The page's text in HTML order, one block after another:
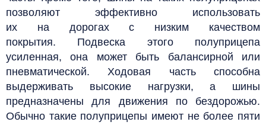
позволяют эффективно использовать
их на дорогах с низким качеством
покрытия. Подвеска этого полуприцепа
усиленная, она может быть балансирной или
пневматической. Ходовая часть способна
выдерживать высокие нагрузки, а шины
предназначены для движения по бездорожью.
Обычно такие полуприцепы имеют не более пяти